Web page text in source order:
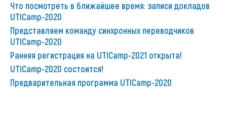
Что посмотреть в ближайшее время: записи докладов
UTICamp-2020
Представляем команду синхронных переводчиков
UTICamp-2020
Ранняя регистрация на UTICamp-2021 открыта!
UTICamp-2020 состоится!
Предварительная программа UTICamp-2020